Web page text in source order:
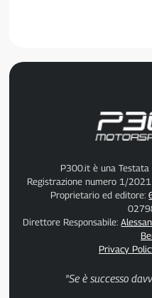
P300.it è una
Registrazione numero 1/
Proprietario ed editore:
Direttore Responsabile:
Privacy
"Se è successo